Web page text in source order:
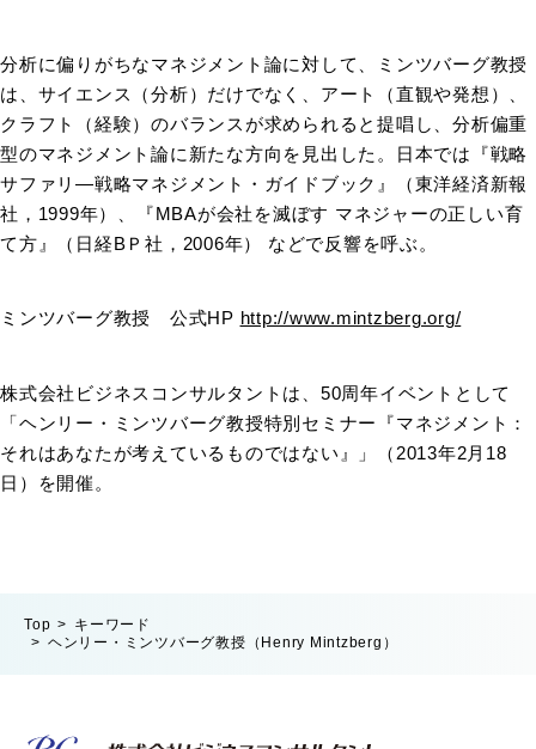
分析に偏りがちなマネジメント論に対して、ミンツバーグ教授
は、サイエンス（分析）だけでなく、アート（直観や発想）、
クラフト（経験）のバランスが求められると提唱し、分析偏重
型のマネジメント論に新たな方向を見出した。日本では『戦略
サファリ―戦略マネジメント・ガイドブック』（東洋経済新報
社，1999年）、『MBAが会社を滅ぼす マネジャーの正しい育
て方』（日経BＰ社，2006年） などで反響を呼ぶ。
ミンツバーグ教授 公式HP http://www.mintzberg.org/
株式会社ビジネスコンサルタントは、50周年イベントとして
「ヘンリー・ミンツバーグ教授特別セミナー『マネジメント：
それはあなたが考えているものではない』」（2013年2月18
日）を開催。
Top
キーワード
ヘンリー・ミンツバーグ教授（Henry Mintzberg）